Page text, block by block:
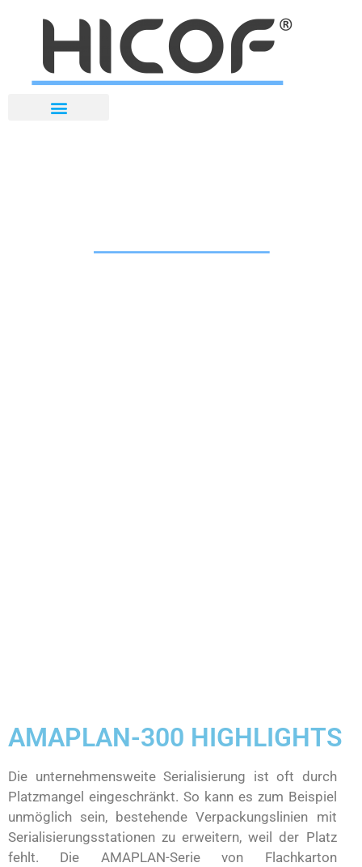
AMAPLAN-300 HIGHLIGHTS
Die unternehmensweite Serialisierung ist oft durch
Platzmangel eingeschränkt. So kann es zum Beispiel
unmöglich sein, bestehende Verpackungslinien mit
Serialisierungsstationen zu erweitern, weil der Platz
fehlt. Die AMAPLAN-Serie von Flachkarton